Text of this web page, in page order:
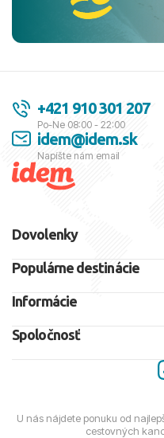
+421 910 301 207
Po-Ne 08:00 - 22:00
idem@idem.sk
Napíšte nám email
Dovolenky
Populárne destinácie
Informácie
Spoločnosť
U nás nájdete ponuku od
cestovných